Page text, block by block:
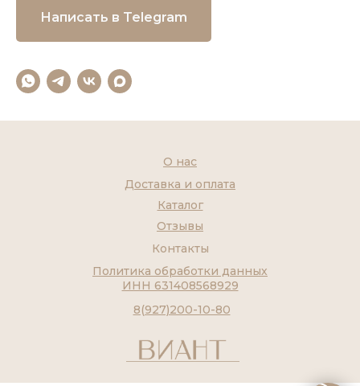
Написать в Telegram
Контакты
8(927)200-10-80
Каталог
О нас
Доставка и оплата
Отзывы
Политика обработки данных
ИНН 631408568929